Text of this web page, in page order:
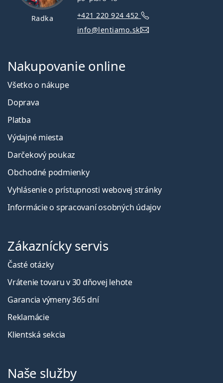
Radka
+421 220 924 452
info@lentiamo.sk
Nakupovanie online
Všetko o nákupe
Doprava
Platba
Výdajné miesta
Darčekový poukaz
Obchodné podmienky
Vyhlásenie o prístupnosti webovej stránky
Informácie o spracovaní osobných údajov
Zákaznícky servis
Časté otázky
Vrátenie tovaru v 30 dňovej lehote
Garancia výmeny 365 dní
Reklamácie
Klientská sekcia
Naše služby